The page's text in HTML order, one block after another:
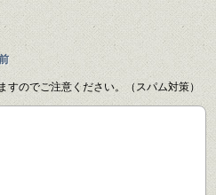
のでご注意ください。（スパム対策）